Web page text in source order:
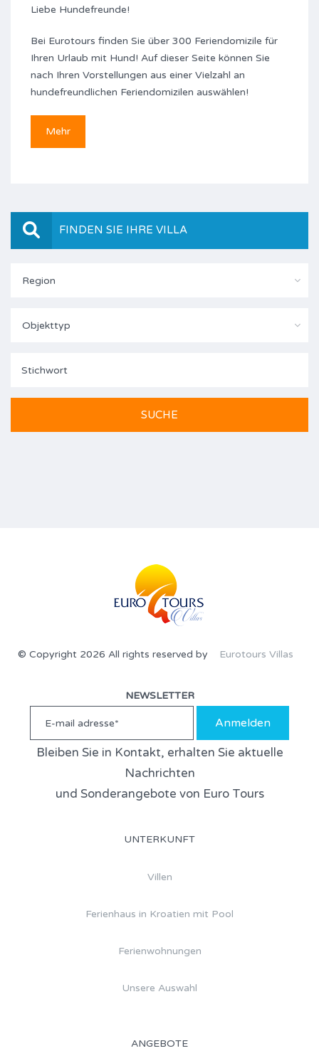
Liebe Hundefreunde!
Bei Eurotours finden Sie über 300 Feriendomizile für
Ihren Urlaub mit Hund! Auf dieser Seite können Sie
nach Ihren Vorstellungen aus einer Vielzahl an
hundefreundlichen Feriendomizilen auswählen!
Mehr
FINDEN SIE IHRE VILLA
Region
Objekttyp
© Copyright 2026 All rights reserved by Eurotours Villas
NEWSLETTER
Anmelden
Bleiben Sie in Kontakt, erhalten Sie aktuelle
Nachrichten
und Sonderangebote von Euro Tours
UNTERKUNFT
Villen
Ferienhaus in Kroatien mit Pool
Ferienwohnungen
Unsere Auswahl
ANGEBOTE